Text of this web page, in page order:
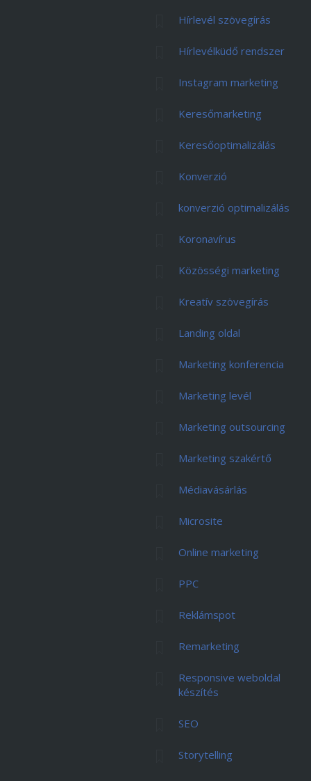
Hírlevél szövegírás
Hírlevélküdő rendszer
Instagram marketing
Keresőmarketing
Keresőoptimalizálás
Konverzió
konverzió optimalizálás
Koronavírus
Közösségi marketing
Kreatív szövegírás
Landing oldal
Marketing konferencia
Marketing levél
Marketing outsourcing
Marketing szakértő
Médiavásárlás
Microsite
Online marketing
PPC
Reklámspot
Remarketing
Responsive weboldal
készítés
SEO
Storytelling